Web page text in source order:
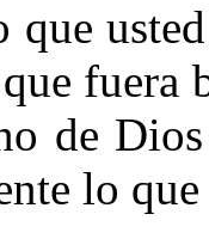
que
fuera
de
lo